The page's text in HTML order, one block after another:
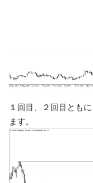
１回目、２回目とも
ます。